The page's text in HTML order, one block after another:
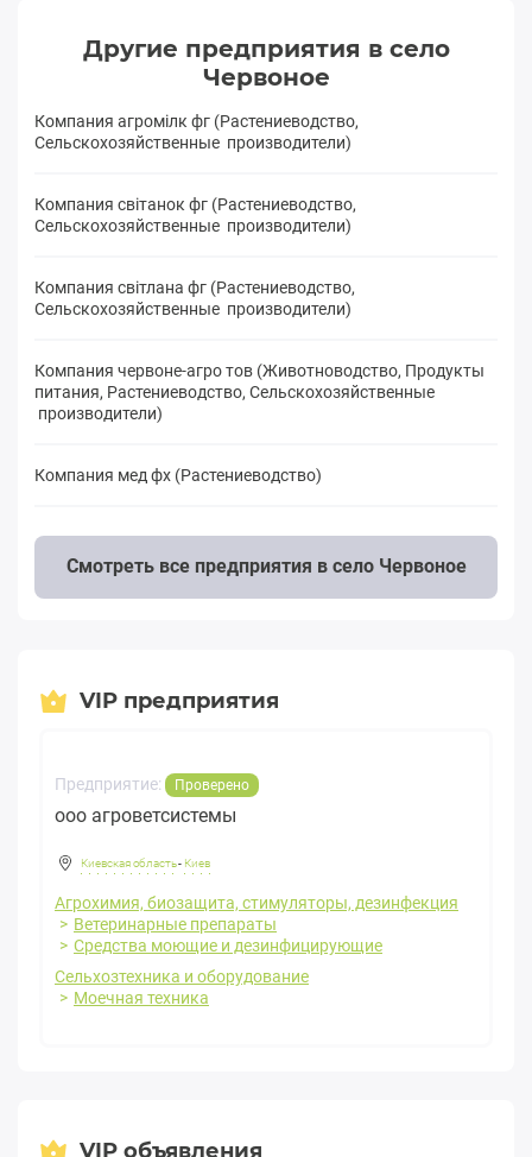
Другие предприятия в село
Червоное
Компания агромілк фг (Растениеводство,
Сельскохозяйственные производители)
Компания світанок фг (Растениеводство,
Сельскохозяйственные производители)
Компания світлана фг (Растениеводство,
Сельскохозяйственные производители)
Компания червоне-агро тов (Животноводство, Продукты
питания, Растениеводство, Сельскохозяйственные
производители)
Компания мед фх (Растениеводство)
Смотреть все предприятия в село Червоное
VIP предприятия
Предприятие: Проверено
ооо агроветсистемы
Киевская область- Киев
Агрохимия, биозащита, стимуляторы, дезинфекция
Ветеринарные препараты
Средства моющие и дезинфицирующие
Сельхозтехника и оборудование
Моечная техника
VIP объявления